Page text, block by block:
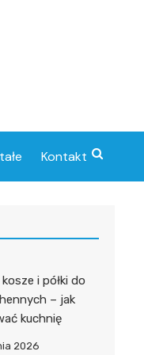
Kontakt
i półki do
– jak
kuchnię
2026